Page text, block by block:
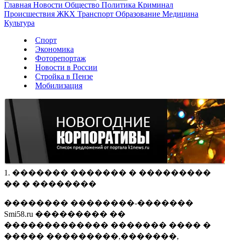
Главная Новости Общество Политика Криминал
Происшествия ЖКХ Транспорт Образование Медицина
Культура
Спорт
Экономика
Фоторепортаж
Новости в России
Стройка в Пензе
Мобилизация
1. ������� ������� � ���������
�� � ��������
�������� ��������-�������
Smi58.ru ��������� ��
������������� ������� ���� �
����� ���������,�������,